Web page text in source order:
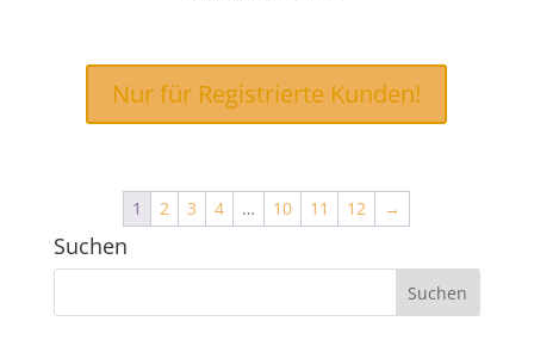
Nur für Registrierte Kunden!
1 2 3 4 … 10 11 12 →
Suchen